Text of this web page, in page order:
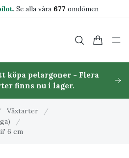
. Se alla våra 677 omdömen
köpa pelargoner - Flera
finns nu i lager.
Växtarter
/
/
6 cm